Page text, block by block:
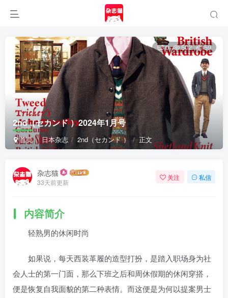
2nd（セカンド ）2024年1月号
首页 日本杂志 2nd（セカンド ） 正文
0 502 59
杂志猫
33天前更新
关注 私信
内容简介
轻熟男的休闲时尚
如果说，每天西装革履的造型打扮，是踏入职场身为社
会人士的第一门面，那么下班之后和周休假期的休闲穿搭，
便是恢复自我面貌的第二种表情。而这便是为何以提案男士